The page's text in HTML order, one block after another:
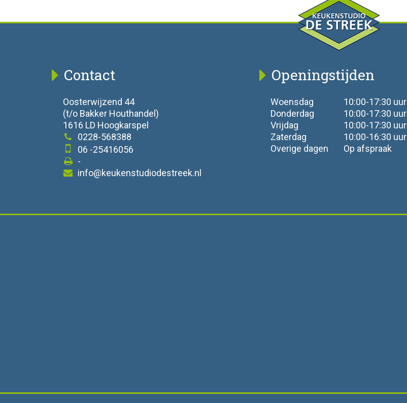
Contact
Oosterwijzend 44
(t/o Bakker Houthandel)
1616 LD Hoogkarspel
0228-568388
06 -25416056
-
info@keukenstudiodestreek.nl
Openingstijden
Woensdag
10:00-17:30 uur
Donderdag
10:00-17:30 uur
Vrijdag
10:00-17:30 uur
Zaterdag
10:00-16:30 uur
Overige dagen
Op afspraak